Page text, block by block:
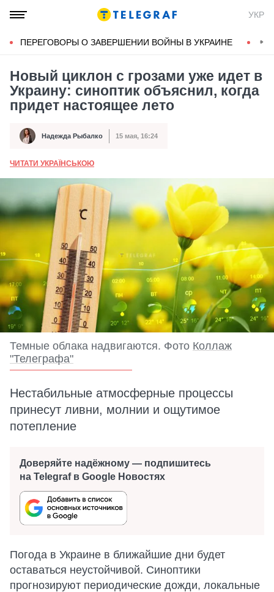
УКР
ПЕРЕГОВОРЫ О ЗАВЕРШЕНИИ ВОЙНЫ В УКРАИНЕ
Новый циклон с грозами уже идет в
Украину: синоптик объяснил, когда
придет настоящее лето
Автор Надежда Рыбалко
Дата публикации 15 мая, 16:24
ЧИТАТИ УКРАЇНСЬКОЮ
Темные облака надвигаются. Фото Коллаж
"Телеграфа"
Нестабильные атмосферные процессы
принесут ливни, молнии и ощутимое
потепление
Доверяйте надёжному — подпишитесь
на Telegraf в Google Новостях
Погода в Украине в ближайшие дни будет
оставаться неустойчивой. Синоптики
прогнозируют периодические дожди, локальные